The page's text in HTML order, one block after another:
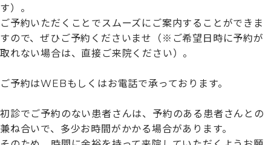
す）。
ご予約いただくことでスムーズにご案内することができま
すので、ぜひご予約くださいませ（※ご希望日時に予約が
取れない場合は、直接ご来院ください）。
ご予約はWEBもしくはお電話で承っております。
初診でご予約のない患者さんは、予約のある患者さんとの
兼ね合いで、多少お時間がかかる場合があります。